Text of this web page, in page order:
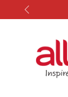
Aller